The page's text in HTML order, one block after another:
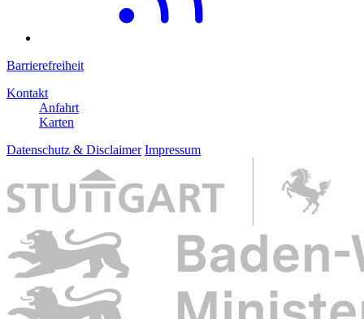
Barrierefreiheit
Kontakt
Anfahrt
Karten
Datenschutz & Disclaimer Impressum